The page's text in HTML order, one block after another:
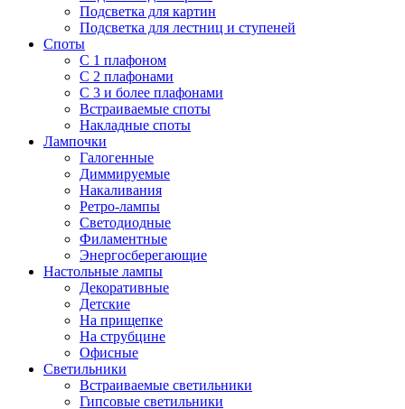
Подсветка для картин
Подсветка для лестниц и ступеней
Споты
С 1 плафоном
С 2 плафонами
С 3 и более плафонами
Встраиваемые споты
Накладные споты
Лампочки
Галогенные
Диммируемые
Накаливания
Ретро-лампы
Светодиодные
Филаментные
Энергосберегающие
Настольные лампы
Декоративные
Детские
На прищепке
На струбцине
Офисные
Светильники
Встраиваемые светильники
Гипсовые светильники